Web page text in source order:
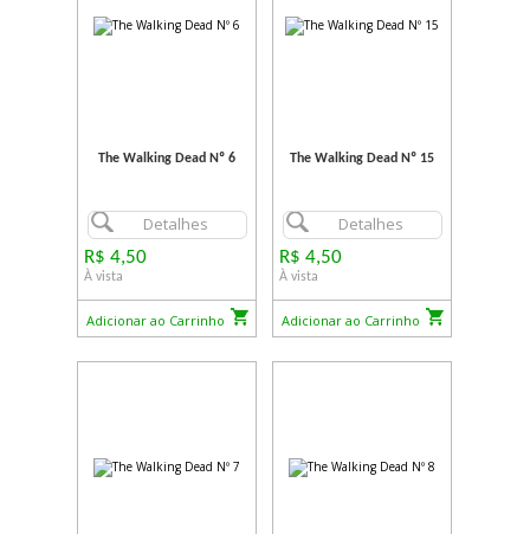
The Walking Dead Nº 6
Detalhes
R$ 4,50
À vista
Adicionar ao Carrinho
The Walking Dead Nº 15
Detalhes
R$ 4,50
À vista
Adicionar ao Carrinho